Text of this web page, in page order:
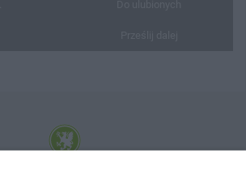
Sp. z o.o. Internetowy Serwis Informacyjny Miasta